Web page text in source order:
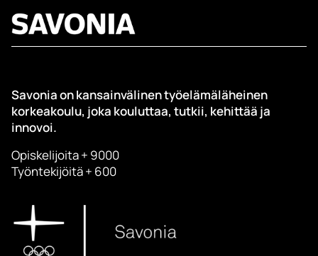
Savonia on kansainvälinen työelämäläheinen
korkeakoulu, joka kouluttaa, tutkii, kehittää ja
innovoi.
Opiskelijoita + 9000
Työntekijöitä + 600